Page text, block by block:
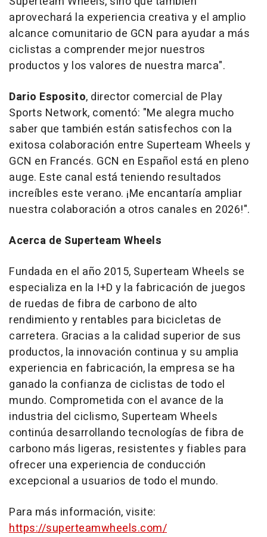
aprovechará la experiencia creativa y el amplio
alcance comunitario de GCN para ayudar a más
ciclistas a comprender mejor nuestros
productos y los valores de nuestra marca".
Dario Esposito, director comercial de Play
Sports Network, comentó: "Me alegra mucho
saber que también están satisfechos con la
exitosa colaboración entre Superteam Wheels y
GCN en Francés. GCN en Español está en pleno
auge. Este canal está teniendo resultados
increíbles este verano. ¡Me encantaría ampliar
nuestra colaboración a otros canales en 2026!".
Acerca de Superteam Wheels
Fundada en el año 2015, Superteam Wheels se
especializa en la I+D y la fabricación de juegos
de ruedas de fibra de carbono de alto
rendimiento y rentables para bicicletas de
carretera. Gracias a la calidad superior de sus
productos, la innovación continua y su amplia
experiencia en fabricación, la empresa se ha
ganado la confianza de ciclistas de todo el
mundo. Comprometida con el avance de la
industria del ciclismo, Superteam Wheels
continúa desarrollando tecnologías de fibra de
carbono más ligeras, resistentes y fiables para
ofrecer una experiencia de conducción
excepcional a usuarios de todo el mundo.
Para más información, visite:
https://superteamwheels.com/